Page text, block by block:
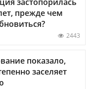
прежде чем
2443
показало,
заселяет